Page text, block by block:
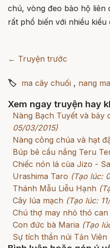
chú, vòng đeo bảo hộ liên
rất phổ biến với nhiều kiểu
← Truyện trước
🏷 ma cây chuối , nang
Xem ngay truyện hay
Nàng Bạch Tuyết và bảy
05/03/2015)
Nàng công chúa và hạt
Búp bê cầu nắng Teru
Chiếc nón lá của Jizo -
Urashima Taro (Tạo lúc:
Thánh Mẫu Liễu Hạnh
Cây lúa mạch (Tạo lúc:
Chú thợ may nhỏ thó can
Con đức bà Maria (Tạo
Sự tích thần núi Tản Viên